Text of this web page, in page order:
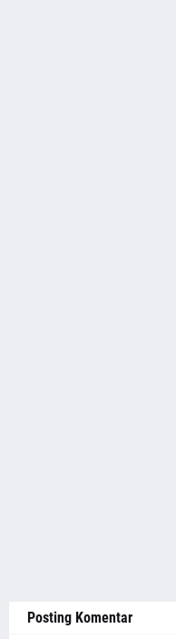
Posting Komentar